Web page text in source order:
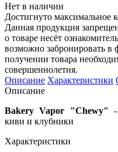
Нет в наличии
Достигнуто максимальное
Данная продукция
о товаре несёт
возможно забронировать
получении товара
совершеннолетия.
Описание Характеристики
Описание
Bakery Vapor "Chewy" -
киви и клубники
Характеристики